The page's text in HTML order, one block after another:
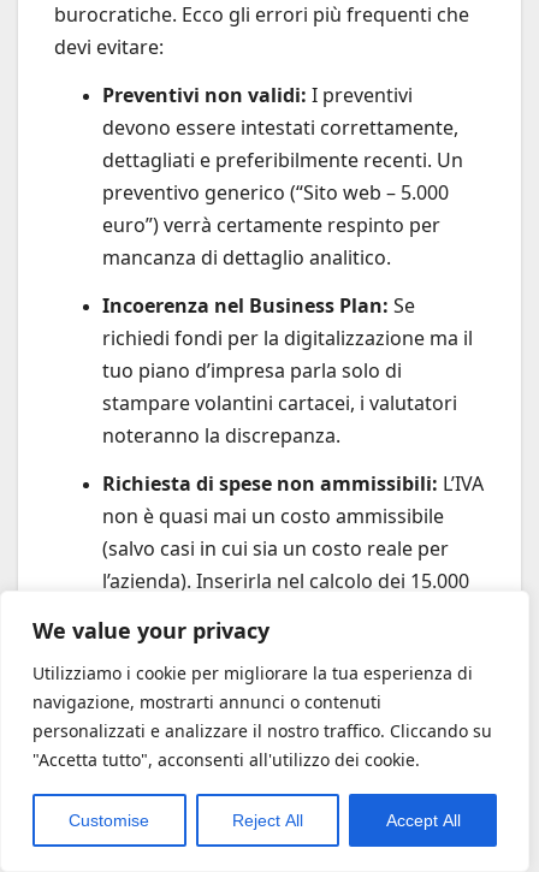
We value your privacy
Utilizziamo i cookie per migliorare la tua esperienza di
navigazione, mostrarti annunci o contenuti
personalizzati e analizzare il nostro traffico. Cliccando su
"Accetta tutto", acconsenti all'utilizzo dei cookie.
Customise Reject All Accept All
burocratiche. Ecco gli errori più frequenti che
devi evitare:
Preventivi non validi: I preventivi
devono essere intestati correttamente,
dettagliati e preferibilmente recenti. Un
preventivo generico (“Sito web – 5.000
euro”) verrà certamente respinto per
mancanza di dettaglio analitico.
Incoerenza nel Business Plan: Se
richiedi fondi per la digitalizzazione ma il
tuo piano d’impresa parla solo di
stampare volantini cartacei, i valutatori
noteranno la discrepanza.
Richiesta di spese non ammissibili: L’IVA
non è quasi mai un costo ammissibile
(salvo casi in cui sia un costo reale per
l’azienda). Inserirla nel calcolo dei 15.000
voucher.
Mancanza di chiarezza sugli obiettivi:
Invitalia vuole sapereesattamentecome
questo voucher aumenterà il tuo
fatturato o ottimizzerà la tua impresa. Le
risposte vaghe abbassano drasticamente
il punteggio.